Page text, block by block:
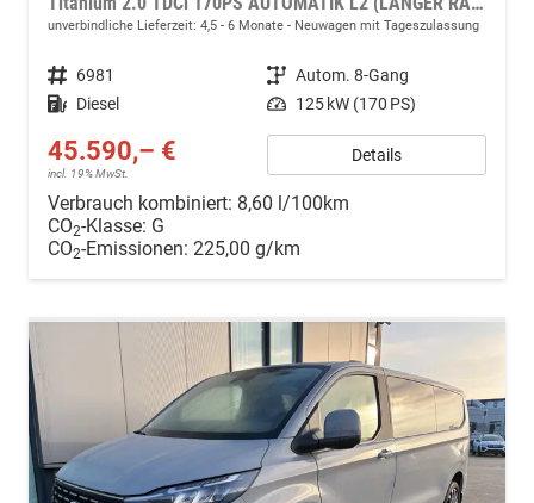
unverbindliche Lieferzeit: 4,5 - 6 Monate Neuwagen mit Tageszulassung
Fahrzeugnr. 6981 Getriebe Autom. 8-Gang
Kraftstoff Diesel Leistung 125 kW (170 PS)
45.590,– €
incl. 19% MwSt.
Details
Verbrauch kombiniert: 8,60 l/100km
CO2-Klasse: G
CO2-Emissionen: 225,00 g/km